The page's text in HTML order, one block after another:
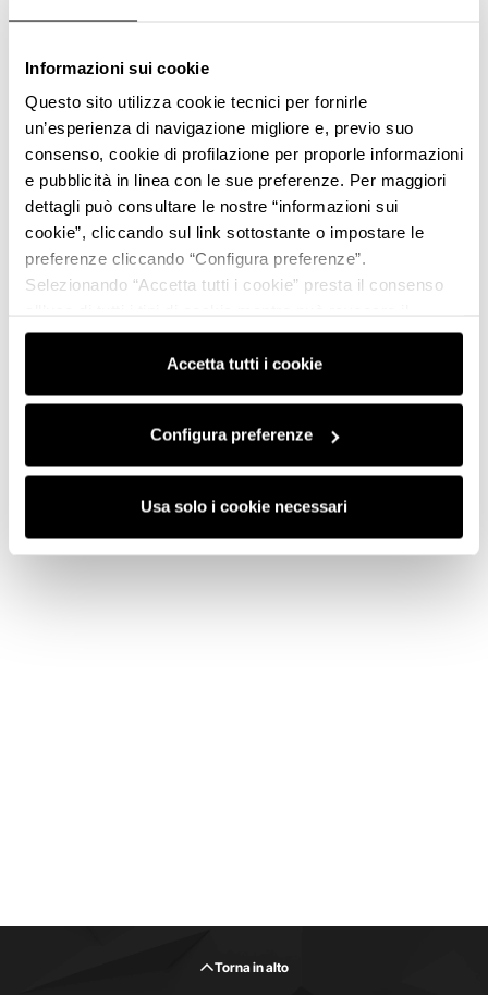
Informazioni sui cookie
Questo sito utilizza cookie tecnici per fornirle
un’esperienza di navigazione migliore e, previo suo
consenso, cookie di profilazione per proporle informazioni
e pubblicità in linea con le sue preferenze. Per maggiori
dettagli può consultare le nostre “informazioni sui
cookie”, cliccando sul link sottostante o impostare le
preferenze cliccando “Configura preferenze”.
Selezionando “Accetta tutti i cookie” presta il consenso
consenso cliccando su “Usa solo i cookie necessari” e
saranno attivati i soli cookie tecnici necessari al corretto
funzionamento del sito.
Accetta tutti i cookie
Configura preferenze
Usa solo i cookie necessari
Torna in alto